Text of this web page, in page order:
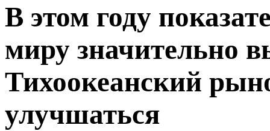
В этом году
миру значительно
Тихоокеанский
улучшаться